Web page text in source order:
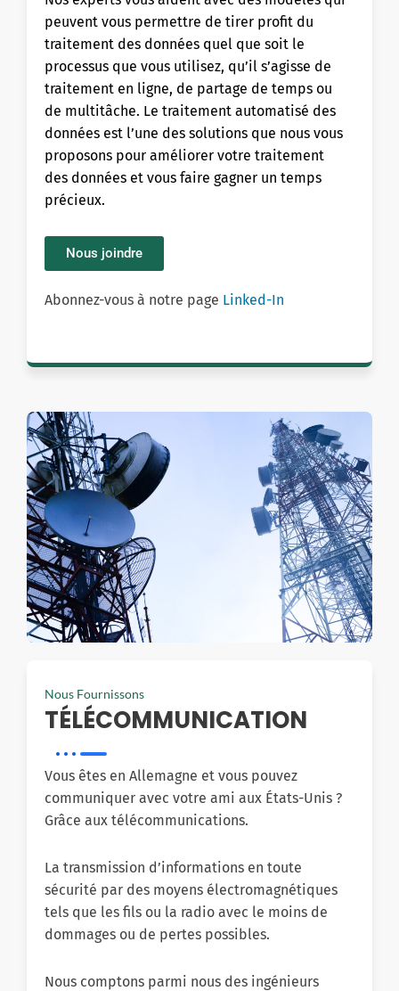
peuvent vous permettre de tirer profit du
traitement des données quel que soit le
processus que vous utilisez, qu’il s’agisse de
traitement en ligne, de partage de temps ou
de multitâche. Le traitement automatisé des
données est l’une des solutions que nous vous
proposons pour améliorer votre traitement
des données et vous faire gagner un temps
précieux.
Nous joindre
Abonnez-vous à notre page Linked-In
Nous Fournissons
TÉLÉCOMMUNICATION
Vous êtes en Allemagne et vous pouvez
communiquer avec votre ami aux États-Unis ?
Grâce aux télécommunications.
La transmission d’informations en toute
sécurité par des moyens électromagnétiques
tels que les fils ou la radio avec le moins de
dommages ou de pertes possibles.
Nous comptons parmi nous des ingénieurs